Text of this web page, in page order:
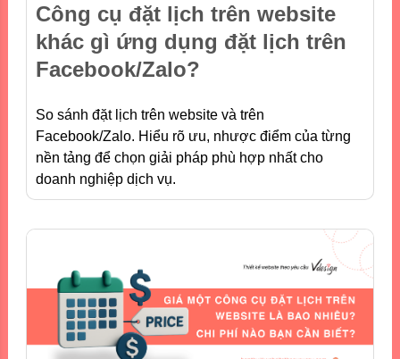
Công cụ đặt lịch trên website
khác gì ứng dụng đặt lịch trên
Facebook/Zalo?
So sánh đặt lịch trên website và trên
Facebook/Zalo. Hiểu rõ ưu, nhược điểm của từng
nền tảng để chọn giải pháp phù hợp nhất cho
doanh nghiệp dịch vụ.